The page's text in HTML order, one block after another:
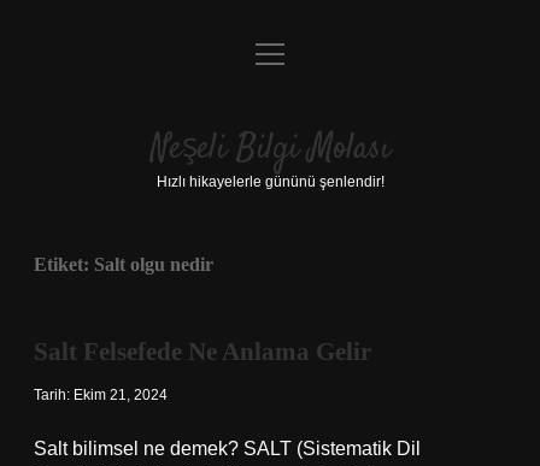
Anasayfa
Yasal Uyarı
menüyü
Neşeli Bilgi Molası
Hızlı hikayelerle gününü şenlendir!
Etiket: Salt olgu nedir
Salt Felsefede Ne Anlama Gelir
Tarih: Ekim 21, 2024
Salt bilimsel ne demek? SALT (Sistematik Dil